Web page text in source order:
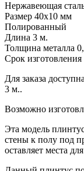
Нержавеющая
Размер 40х10 мм
Полированный
Длина 3 м.
Толщина металла
Срок
Для заказа
3 м..
Возможно
Эта модель
стены к полу под
оставляет места